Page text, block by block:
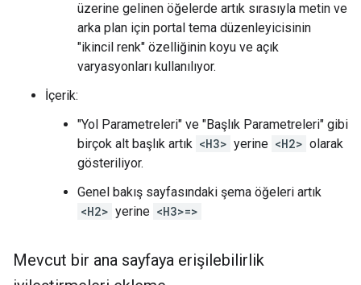
üzerine gelinen öğelerde artık sırasıyla metin ve
arka plan için portal tema düzenleyicisinin
"ikincil renk" özelliğinin koyu ve açık
varyasyonları kullanılıyor.
İçerik:
"Yol Parametreleri" ve "Başlık Parametreleri" gibi
birçok alt başlık artık <H3> yerine <H2> olarak
gösteriliyor.
Genel bakış sayfasındaki şema öğeleri artık
<H2> yerine <H3>=>
Mevcut bir ana sayfaya erişilebilirlik